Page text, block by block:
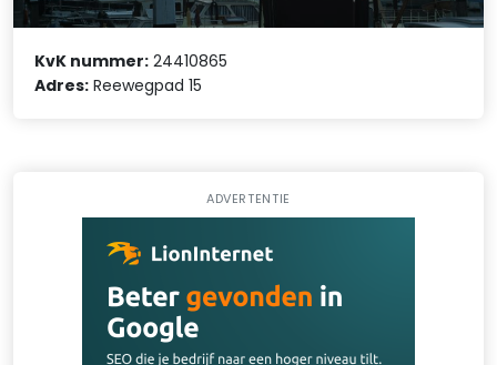
KvK nummer: 24410865
Adres: Reewegpad 15
ADVERTENTIE